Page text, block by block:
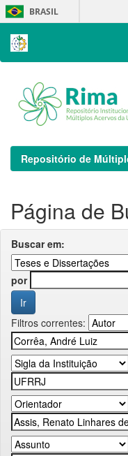
Skip
navigation
BRASIL
Repositório de
Página de
Buscar em:
por
Filtros correntes: